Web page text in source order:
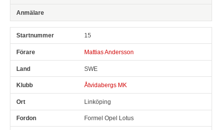
15
Mattias Andersson
SWE
Åtvidabergs MK
Linköping
Formel Opel Lotus